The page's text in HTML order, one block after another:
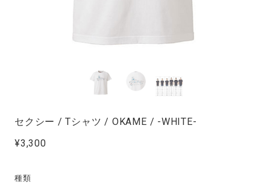
セクシー / Tシャツ / OKAME / -WHITE-
¥3,300
種類